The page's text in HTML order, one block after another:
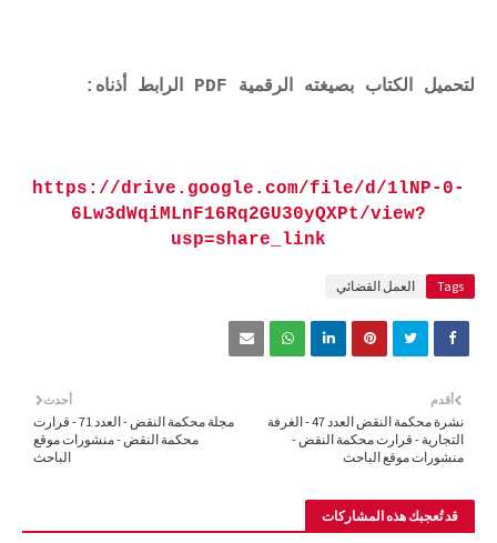
لتحميل الكتاب بصيغته الرقمية PDF الرابط أذناه:
https://drive.google.com/file/d/1lNP-0-
6Lw3dWqiMLnF16Rq2GU30yQXPt/view?
usp=share_link
Tags العمل القضائي
أحدث
مجلة محكمة النقض - العدد 71 - قرارت
محكمة النقض - منشورات موقع
الباحث
أقدم
نشرة محكمة النقض العدد 47 - الغرفة
التجارية - قرارت محكمة النقض -
منشورات موقع الباحث
قد تُعجبك هذه المشاركات